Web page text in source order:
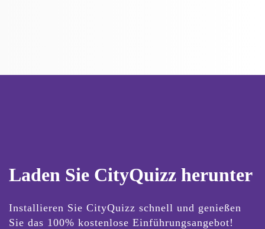
Laden Sie CityQuizz herunter
Installieren Sie CityQuizz schnell und genießen
Sie das 100% kostenlose Einführungsangebot!